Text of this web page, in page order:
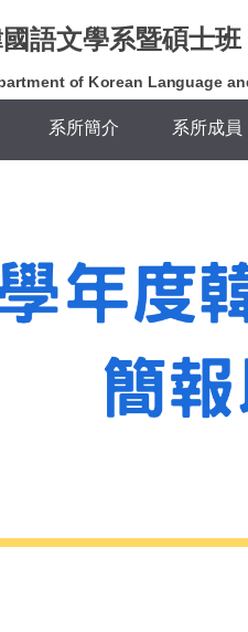
語文學系暨碩士班
of Korean Language
系所簡介 系所成員